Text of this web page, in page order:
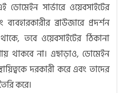
সার্ভারে ওয়েবসাইটের
ব্রাউজারে প্রদর্শন
তবে ওয়েবসাইটের ঠিকানা
থাকবে না। এছাড়াও, ডোমেইন
দরকারী করে এবং তাদের
করে।